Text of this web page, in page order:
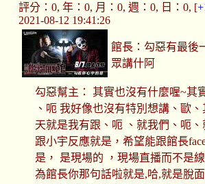
評分：0, 年：0, 月：0, 週：0, 日：0, [
2021-08-12 19:41:26
館長：勾惡有最後
眾講什阿
勾惡幫主： 其實也沒有什麼喔~其
、呃 我好像也沒有特別想講、歐
天就是我有跟、呃 、就我們、呃
跟小宇反應就是，希望能跟館長
是， 是現場的 ，現場直播而不是
為館長你那句話啦就是,哈,就是脫